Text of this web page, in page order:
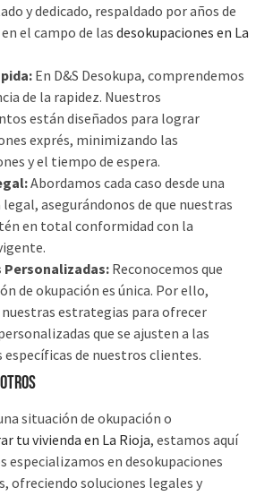
y dedicado, respaldado por años de
el campo de las desokupaciones en La
En D&S Desokupa, comprendemos
de la rapidez. Nuestros
están diseñados para lograr
exprés, minimizando las
y el tiempo de espera.
Abordamos cada caso desde una
asegurándonos de que nuestras
en total conformidad con la
Personalizadas: Reconocemos que
de okupación es única. Por ello,
estrategias para ofrecer
que se ajusten a las
específicas de nuestros clientes.
situación de okupación o
tu vivienda en La Rioja, estamos aquí
especializamos en desokupaciones
ofreciendo soluciones legales y